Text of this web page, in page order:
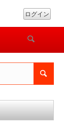
ログイン